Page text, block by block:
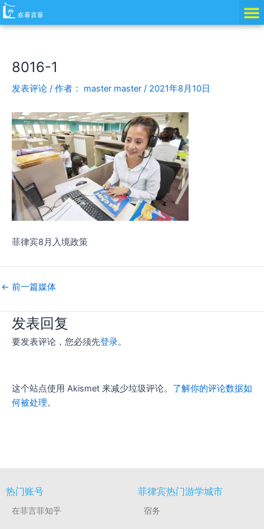
跳
至
8016-1
发表评论 / 作者： master master / 2021年8月10日
菲律宾8月入境政策
Post
navigation
← 前一篇媒体
发表回复
要发表评论，您必须先登录。
这个站点使用 Akismet 来减少垃圾评论。 了解你的评论数据如
何被处理。
热门账号
在菲言菲知乎
菲律宾热门游学城市
宿务